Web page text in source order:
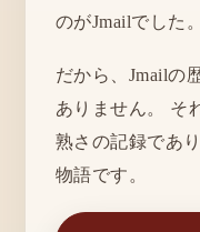
のがJmailでした。
だから、Jmailの
ありません。 そ
熟さの記録であ
物語です。